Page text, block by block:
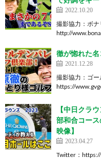
2022.10.20
撮影協力：ボ
http://
徹が惚れた名
2021.12.28
撮影協力：ゴ
https://
【中日クラ
部和合コー
映像】
2023.04.27
Twitter：